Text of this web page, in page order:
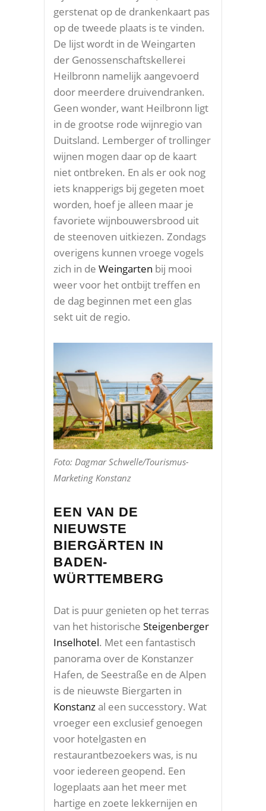
gerstenat op de drankenkaart pas
op de tweede plaats is te vinden.
De lijst wordt in de Weingarten
der Genossenschaftskellerei
Heilbronn namelijk aangevoerd
door meerdere druivendranken.
Geen wonder, want Heilbronn ligt
in de grootse rode wijnregio van
Duitsland. Lemberger of trollinger
wijnen mogen daar op de kaart
niet ontbreken. En als er ook nog
iets knapperigs bij gegeten moet
worden, hoef je alleen maar je
favoriete wijnbouwersbrood uit
de steenoven uitkiezen. Zondags
overigens kunnen vroege vogels
zich in de Weingarten bij mooi
weer voor het ontbijt treffen en
de dag beginnen met een glas
sekt uit de regio.
Foto: Dagmar Schwelle/Tourismus-
Marketing Konstanz
EEN VAN DE
NIEUWSTE
BIERGÄRTEN IN
BADEN-
WÜRTTEMBERG
Dat is puur genieten op het terras
van het historische Steigenberger
Inselhotel. Met een fantastisch
panorama over de Konstanzer
Hafen, de Seestraße en de Alpen
is de nieuwste Biergarten in
Konstanzal een successtory. Wat
vroeger een exclusief genoegen
voor hotelgasten en
restaurantbezoekers was, is nu
voor iedereen geopend. Een
logeplaats aan het meer met
hartige en zoete lekkernijen en